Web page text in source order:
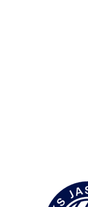
zastrzeżone.